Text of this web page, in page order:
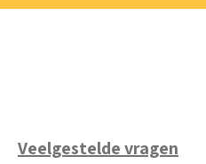
Veelgestelde vragen